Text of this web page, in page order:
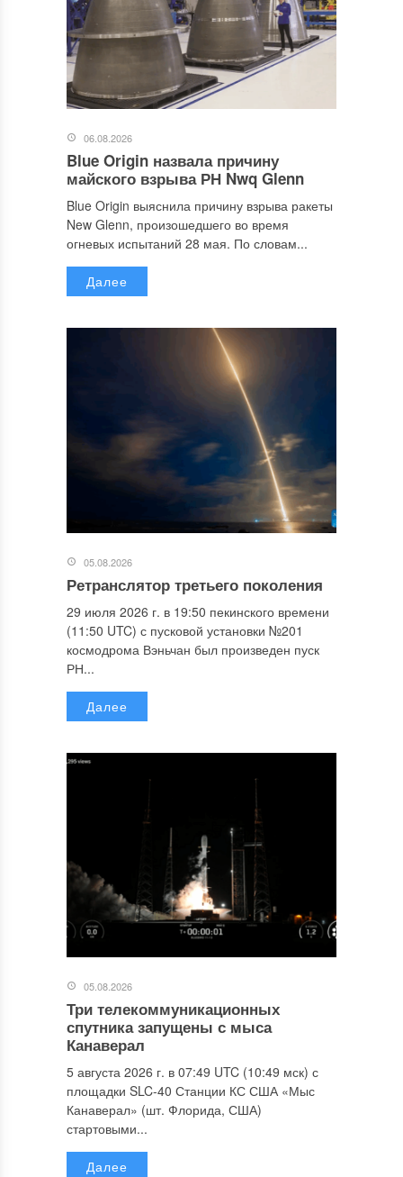
06.08.2026
Blue Origin назвала причину
майского взрыва РН Nwq Glenn
Blue Origin выяснила причину взрыва ракеты
New Glenn, произошедшего во время
огневых испытаний 28 мая. По словам...
Далее
05.08.2026
Ретранслятор третьего поколения
29 июля 2026 г. в 19:50 пекинского времени
(11:50 UTC) с пусковой установки №201
космодрома Вэньчан был произведен пуск
РН...
Далее
05.08.2026
Три телекоммуникационных
спутника запущены с мыса
Канаверал
5 августа 2026 г. в 07:49 UTC (10:49 мск) с
площадки SLC-40 Станции КС США «Мыс
Канаверал» (шт. Флорида, США)
стартовыми...
Далее